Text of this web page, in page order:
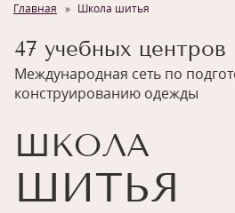
Главная Школа шитья
47 учебных центров
Международная сеть по
конструированию одежды
ШКОЛА
ШИТЬЯ